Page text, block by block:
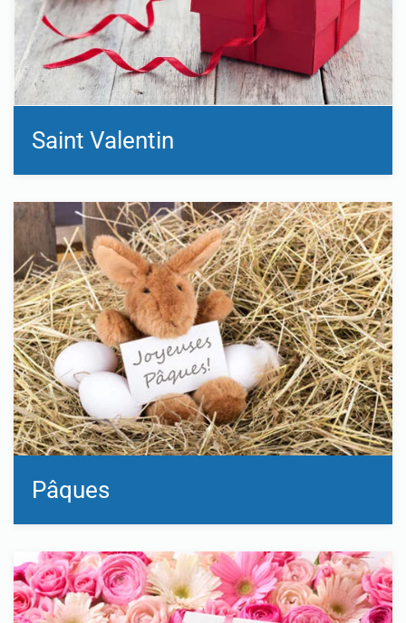
Saint Valentin
Pâques